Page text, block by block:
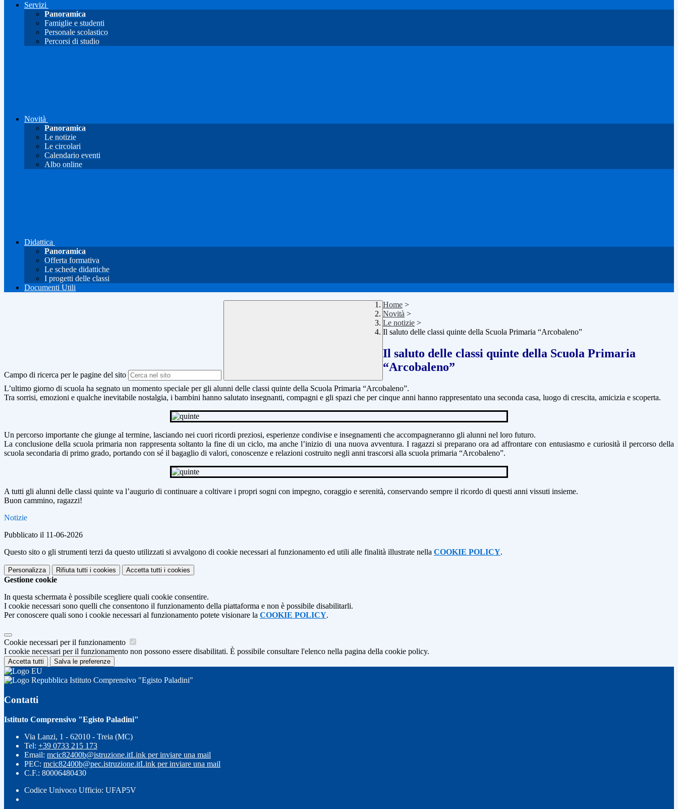
Servizi
Panoramica
Famiglie e studenti
Personale scolastico
Percorsi di studio
Novità
Panoramica
Le notizie
Le circolari
Calendario eventi
Albo online
Didattica
Panoramica
Offerta formativa
Le schede didattiche
I progetti delle classi
Documenti Utili
Campo di ricerca per le pagine del sito
Home >
Novità >
Le notizie >
Il saluto delle classi quinte della Scuola Primaria “Arcobaleno”
Il saluto delle classi quinte della Scuola Primaria
“Arcobaleno”
L’ultimo giorno di scuola ha segnato un momento speciale per gli alunni delle classi quinte della Scuola Primaria “Arcobaleno”.
Tra sorrisi, emozioni e qualche inevitabile nostalgia, i bambini hanno salutato insegnanti, compagni e gli spazi che per cinque anni hanno rappresentato una seconda casa, luogo di crescita, amicizia e scoperta.
Un percorso importante che giunge al termine, lasciando nei cuori ricordi preziosi, esperienze condivise e insegnamenti che accompagneranno gli alunni nel loro futuro.
La conclusione della scuola primaria non rappresenta soltanto la fine di un ciclo, ma anche l’inizio di una nuova avventura. I ragazzi si preparano ora ad affrontare con entusiasmo e curiosità il percorso della
scuola secondaria di primo grado, portando con sé il bagaglio di valori, conoscenze e relazioni costruito negli anni trascorsi alla scuola primaria “Arcobaleno”.
A tutti gli alunni delle classi quinte va l’augurio di continuare a coltivare i propri sogni con impegno, coraggio e serenità, conservando sempre il ricordo di questi anni vissuti insieme.
Buon cammino, ragazzi!
Notizie
Pubblicato il 11-06-2026
Questo sito o gli strumenti terzi da questo utilizzati si avvalgono di cookie necessari al funzionamento ed utili alle finalità illustrate nella COOKIE POLICY.
Personalizza Rifiuta tutti i cookies Accetta tutti i cookies
Gestione cookie
In questa schermata è possibile scegliere quali cookie consentire.
I cookie necessari sono quelli che consentono il funzionamento della piattaforma e non è possibile disabilitarli.
Per conoscere quali sono i cookie necessari al funzionamento potete visionare la COOKIE POLICY.
Cookie necessari per il funzionamento
I cookie necessari per il funzionamento non possono essere disabilitati. È possibile consultare l'elenco nella pagina della cookie policy.
Accetta tutti Salva le preferenze
Istituto Comprensivo "Egisto Paladini"
Contatti
Istituto Comprensivo "Egisto Paladini"
Via Lanzi, 1 - 62010 - Treia (MC)
Tel: +39 0733 215 173
Email: mcic82400b@istruzione.itLink per inviare una mail
PEC: mcic82400b@pec.istruzione.itLink per inviare una mail
C.F.: 80006480430
Codice Univoco Ufficio: UFAP5V